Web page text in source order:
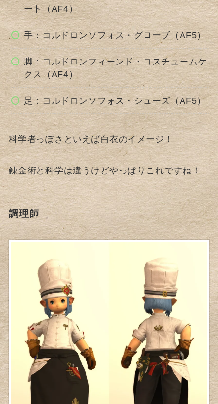
ート（AF4）
手：コルドロンソフォス・グローブ（AF5）
脚：コルドロンフィーンド・コスチュームケ
クス（AF4）
足：コルドロンソフォス・シューズ（AF5）
科学者っぽさといえば白衣のイメージ！
錬金術と科学は違うけどやっぱりこれですね！
調理師